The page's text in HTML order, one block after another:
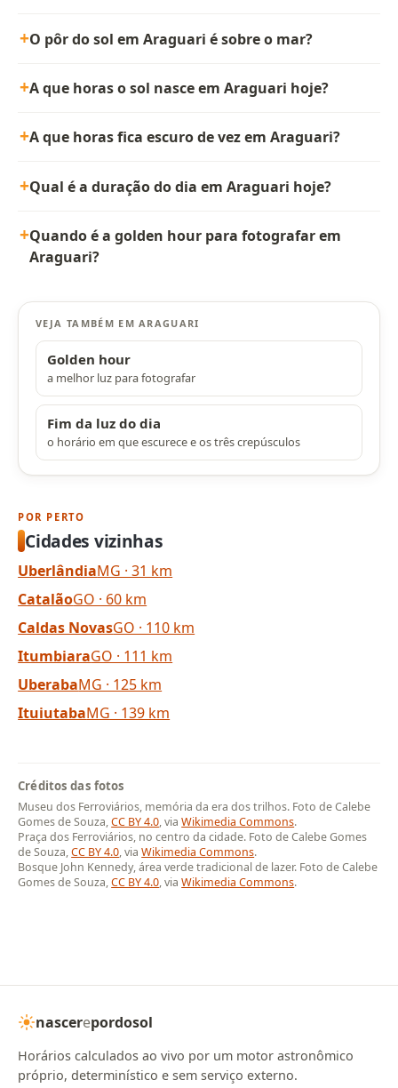
O pôr do sol em Araguari é sobre o mar?
A que horas o sol nasce em Araguari hoje?
A que horas fica escuro de vez em Araguari?
Qual é a duração do dia em Araguari hoje?
Quando é a golden hour para fotografar em
Araguari?
VEJA TAMBÉM EM ARAGUARI
Golden hour
a melhor luz para fotografar
Fim da luz do dia
o horário em que escurece e os três crepúsculos
POR PERTO
Cidades vizinhas
UberlândiaMG · 31 km
CatalãoGO · 60 km
Caldas NovasGO · 110 km
ItumbiaraGO · 111 km
UberabaMG · 125 km
ItuiutabaMG · 139 km
Créditos das fotos
Museu dos Ferroviários, memória da era dos trilhos. Foto de Calebe
Gomes de Souza,CC BY 4.0, viaWikimedia Commons.
Praça dos Ferroviários, no centro da cidade. Foto de Calebe Gomes
de Souza,CC BY 4.0, viaWikimedia Commons.
Bosque John Kennedy, área verde tradicional de lazer. Foto de Calebe
Gomes de Souza,CC BY 4.0, viaWikimedia Commons.
nascerepordosol
Horários calculados ao vivo por um motor astronômico
próprio, determinístico e sem serviço externo.